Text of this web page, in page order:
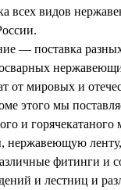
всех видов
— поставка
от мировых и
этого мы
и горячекатаного
нержавеющую
фитинги и
и лестниц и